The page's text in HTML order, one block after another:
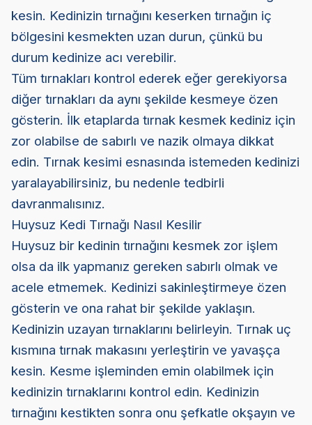
kesin. Kedinizin tırnağını keserken tırnağın iç
bölgesini kesmekten uzan durun, çünkü bu
durum kedinize acı verebilir.
Tüm tırnakları kontrol ederek eğer gerekiyorsa
diğer tırnakları da aynı şekilde kesmeye özen
gösterin. İlk etaplarda tırnak kesmek kediniz için
zor olabilse de sabırlı ve nazik olmaya dikkat
edin. Tırnak kesimi esnasında istemeden kedinizi
yaralayabilirsiniz, bu nedenle tedbirli
davranmalısınız.
Huysuz Kedi Tırnağı Nasıl Kesilir
Huysuz bir kedinin tırnağını kesmek zor işlem
olsa da ilk yapmanız gereken sabırlı olmak ve
acele etmemek. Kedinizi sakinleştirmeye özen
gösterin ve ona rahat bir şekilde yaklaşın.
Kedinizin uzayan tırnaklarını belirleyin. Tırnak uç
kısmına tırnak makasını yerleştirin ve yavaşça
kesin. Kesme işleminden emin olabilmek için
kedinizin tırnaklarını kontrol edin. Kedinizin
tırnağını kestikten sonra onu şefkatle okşayın ve